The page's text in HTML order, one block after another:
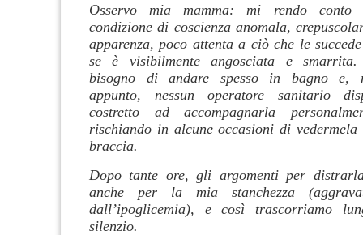
Osservo mia mamma: mi rendo
condizione di coscienza anomala,
apparenza, poco attenta a ciò che le
se è visibilmente angosciata e
bisogno di andare spesso in bagno e,
appunto, nessun operatore sanitario
costretto ad accompagnarla
rischiando in alcune occasioni di
braccia.
Dopo tante ore, gli argomenti per
anche per la mia stanchezza
dall’ipoglicemia), e così trascorriamo
silenzio.